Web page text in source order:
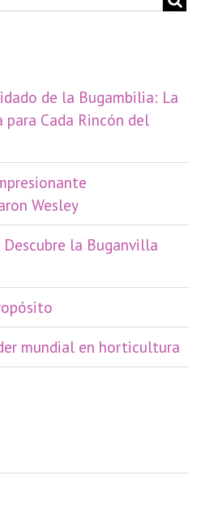
de la Bugambilia: La
para Cada Rincón del
Wesley
la Buganvilla
mundial en horticultura